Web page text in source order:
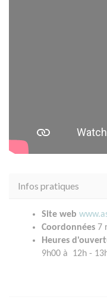
Infos pratiques
Site web
Coordonnées 7
Heures
9h00 à 12h -